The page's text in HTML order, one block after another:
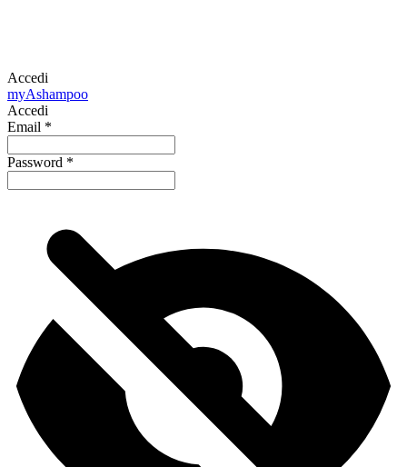
Accedi
myAshampoo
Accedi
Email *
Password *